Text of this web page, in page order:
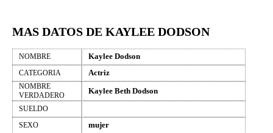
MAS DATOS DE KAYLEE DODSON
NOMBRE Kaylee Dodson
CATEGORIA Actriz
NOMBRE
VERDADERO
Kaylee Beth Dodson
SUELDO
SEXO
mujer